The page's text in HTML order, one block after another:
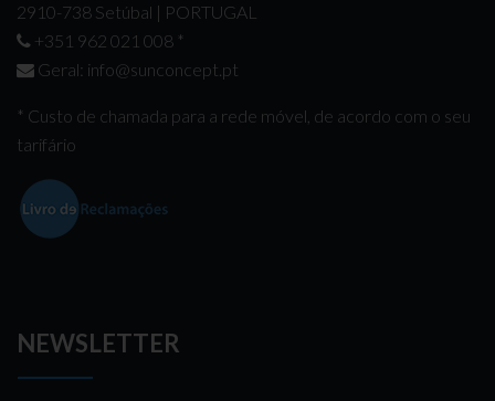
2910-738 Setúbal | PORTUGAL
+351 962 021 008 *
Geral: info@sunconcept.pt
* Custo de chamada para a rede móvel, de acordo com o seu
tarifário
NEWSLETTER